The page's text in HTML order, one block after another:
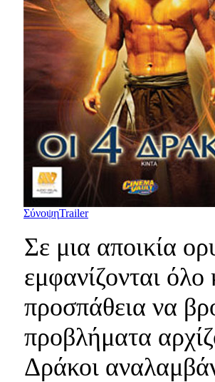
ΣύνοψηTrailer
Σε μια αποικία
εμφανίζονται όλο
προσπάθεια να
προβλήματα
Δράκοι